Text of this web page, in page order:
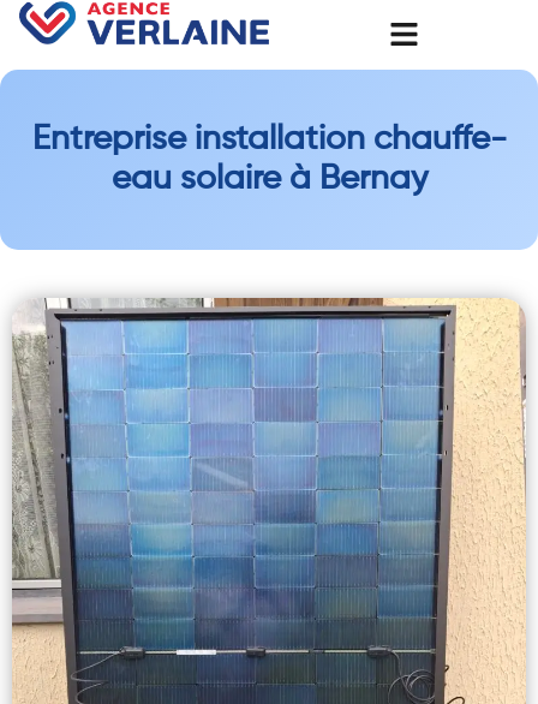
Entreprise installation chauffe-
eau solaire à Bernay